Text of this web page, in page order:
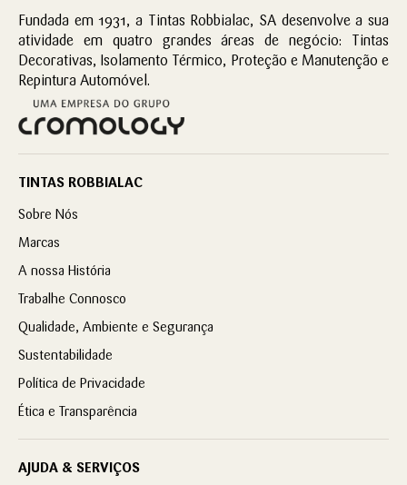
Fundada em 1931, a Tintas Robbialac, SA desenvolve a sua
atividade em quatro grandes áreas de negócio: Tintas
Decorativas, Isolamento Térmico, Proteção e Manutenção e
Repintura Automóvel.
TINTAS ROBBIALAC
Sobre Nós
Marcas
A nossa História
Trabalhe Connosco
Qualidade, Ambiente e Segurança
Sustentabilidade
Política de Privacidade
Ética e Transparência
AJUDA & SERVIÇOS